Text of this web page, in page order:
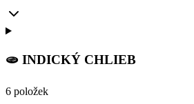
🫓 INDICKÝ CHLIEB
6 položek